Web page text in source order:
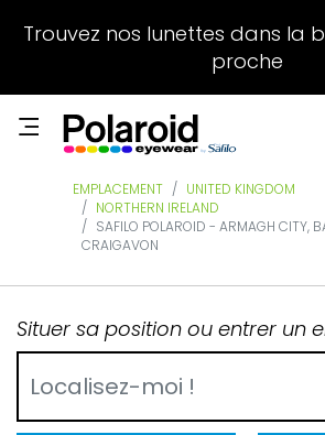
Trouvez nos lunettes dans la
proche
EMPLACEMENT
UNITED KINGDOM
NORTHERN IRELAND
SAFILO POLAROID - ARMAGH CITY,
CRAIGAVON
Situer sa position ou entrer un